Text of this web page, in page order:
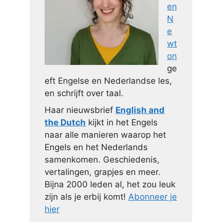
en
N
e
wt
on
ge
eft Engelse en Nederlandse les,
en schrijft over taal.
Haar nieuwsbrief English and
the Dutch kijkt in het Engels
naar alle manieren waarop het
Engels en het Nederlands
samenkomen. Geschiedenis,
vertalingen, grapjes en meer.
Bijna 2000 leden al, het zou leuk
zijn als je erbij komt! Abonneer je
hier